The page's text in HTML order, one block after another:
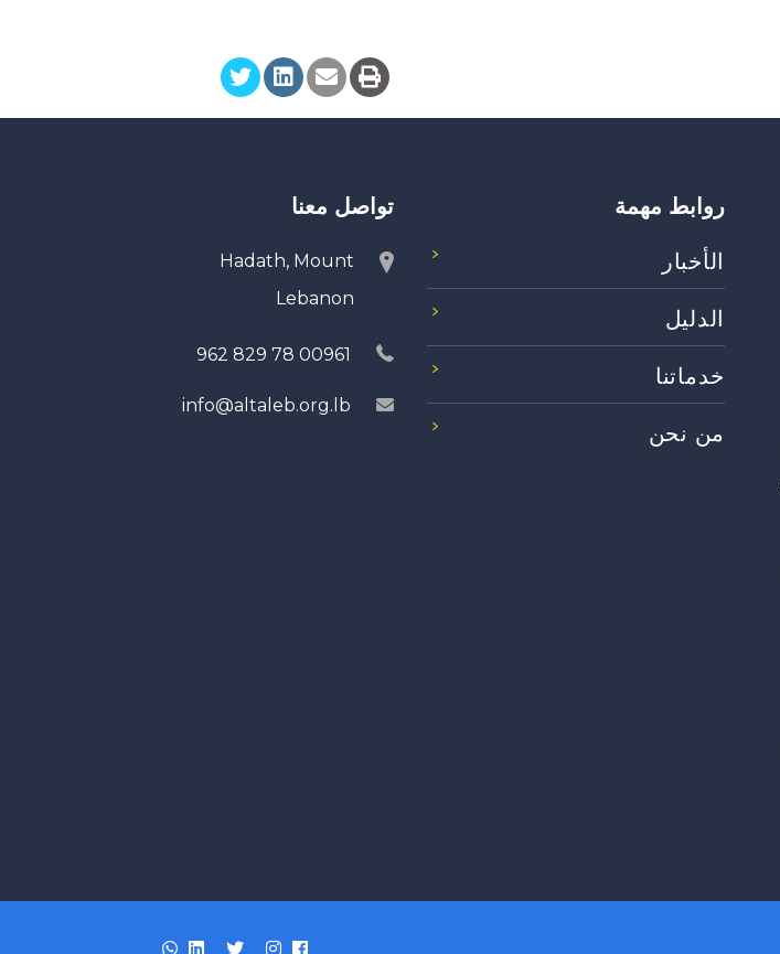
روابط مهمة
الأخبار
الدليل
خدماتنا
من نحن
تواصل معنا
Hadath, Mount
Lebanon
00961 78 829 962
info@altaleb.org.lb